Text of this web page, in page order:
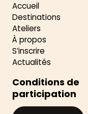
Accueil
Destinations
Ateliers
À propos
S’inscrire
Actualités
Conditions de
participation